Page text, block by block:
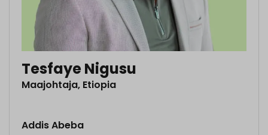
Tesfaye Nigusu
Maajohtaja, Etiopia
Addis Abeba